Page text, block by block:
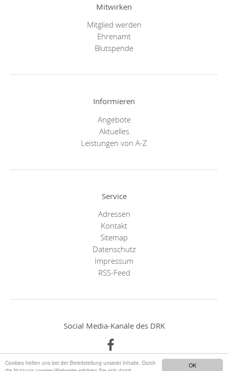
OK
Cookies helfen uns bei der Bereitstellung unserer Inhalte. Durch
Mitwirken
Mitglied werden
Ehrenamt
Blutspende
Informieren
Angebote
Aktuelles
Leistungen von A-Z
Service
Adressen
Kontakt
Sitemap
Datenschutz
Impressum
RSS-Feed
Social Media-Kanäle des DRK